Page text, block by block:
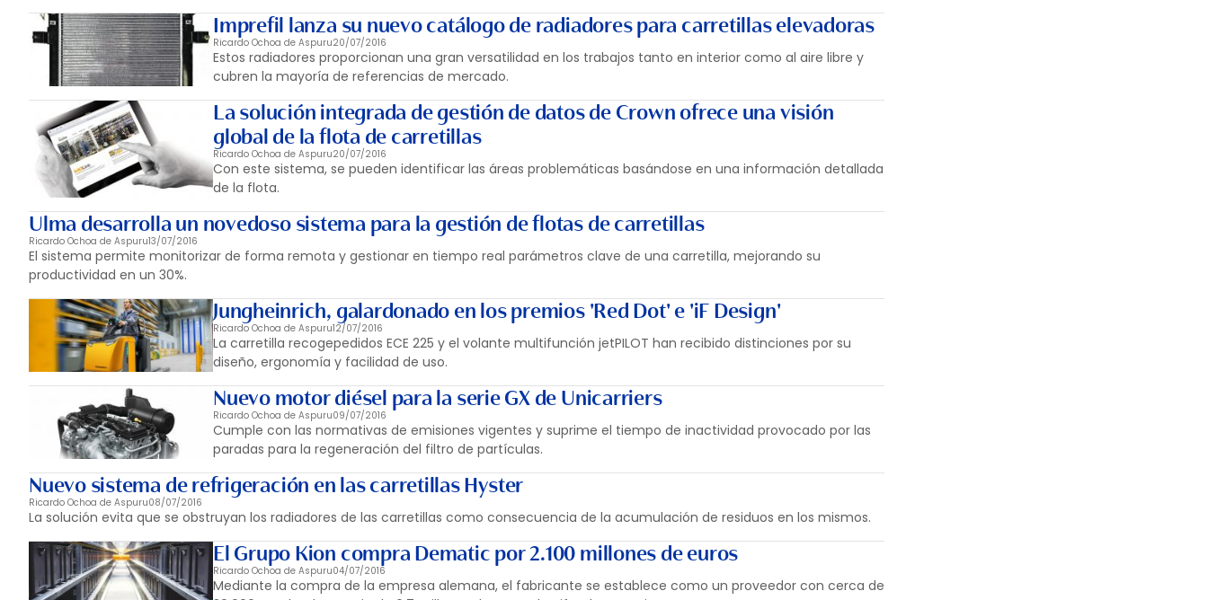
Imprefil lanza su nuevo catálogo de radiadores para carretillas elevadoras
Ricardo Ochoa de Aspuru20/07/2016
Estos radiadores proporcionan una gran versatilidad en los trabajos tanto en interior como al aire libre y
cubren la mayoría de referencias de mercado.
La solución integrada de gestión de datos de Crown ofrece una visión
global de la flota de carretillas
Ricardo Ochoa de Aspuru20/07/2016
Con este sistema, se pueden identificar las áreas problemáticas basándose en una información detallada
de la flota.
Ulma desarrolla un novedoso sistema para la gestión de flotas de carretillas
Ricardo Ochoa de Aspuru13/07/2016
El sistema permite monitorizar de forma remota y gestionar en tiempo real parámetros clave de una carretilla, mejorando su
productividad en un 30%.
Jungheinrich, galardonado en los premios 'Red Dot' e 'iF Design'
Ricardo Ochoa de Aspuru12/07/2016
La carretilla recogepedidos ECE 225 y el volante multifunción jetPILOT han recibido distinciones por su
diseño, ergonomía y facilidad de uso.
Nuevo motor diésel para la serie GX de Unicarriers
Ricardo Ochoa de Aspuru09/07/2016
Cumple con las normativas de emisiones vigentes y suprime el tiempo de inactividad provocado por las
paradas para la regeneración del filtro de partículas.
Nuevo sistema de refrigeración en las carretillas Hyster
Ricardo Ochoa de Aspuru08/07/2016
La solución evita que se obstruyan los radiadores de las carretillas como consecuencia de la acumulación de residuos en los mismos.
El Grupo Kion compra Dematic por 2.100 millones de euros
Ricardo Ochoa de Aspuru04/07/2016
Mediante la compra de la empresa alemana, el fabricante se establece como un proveedor con cerca de